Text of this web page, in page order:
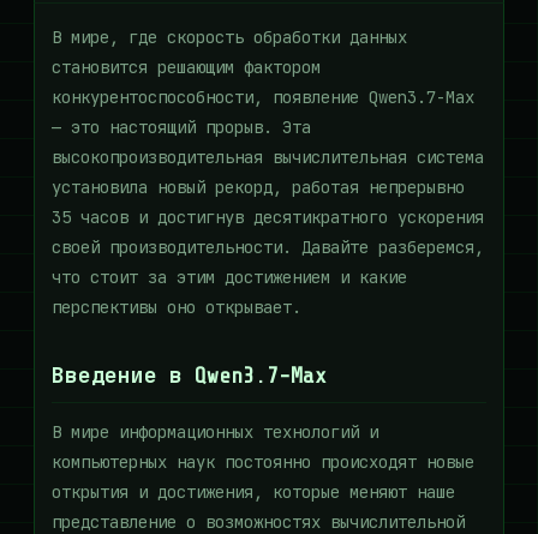
В мире, где скорость обработки данных
становится решающим фактором
конкурентоспособности, появление Qwen3.7-Max
— это настоящий прорыв. Эта
высокопроизводительная вычислительная система
установила новый рекорд, работая непрерывно
35 часов и достигнув десятикратного ускорения
своей производительности. Давайте разберемся,
что стоит за этим достижением и какие
перспективы оно открывает.
Введение в Qwen3.7-Max
В мире информационных технологий и
компьютерных наук постоянно происходят новые
открытия и достижения, которые меняют наше
представление о возможностях вычислительной